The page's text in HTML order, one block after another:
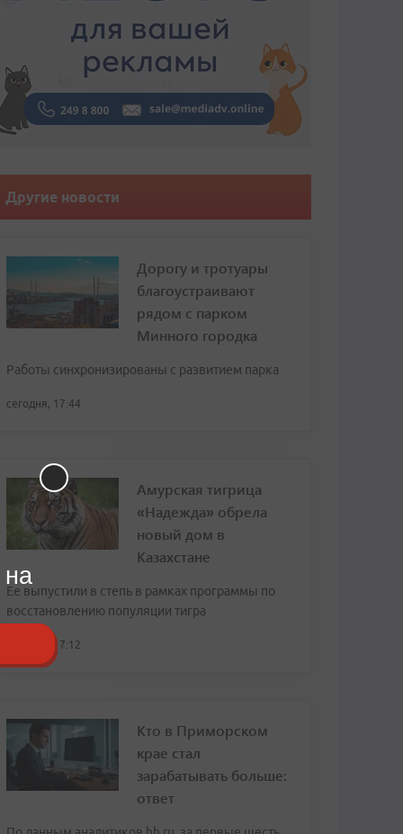
Другие новости
Дорогу и тротуары
благоустраивают
рядом с парком
Минного городка
Работы синхронизированы с развитием парка
сегодня, 17:44
Амурская тигрица
«Надежда» обрела
новый дом в
Казахстане
Ее выпустили в степь в рамках программы по
восстановлению популяции тигра
сегодня, 17:12
Кто в Приморском
крае стал
зарабатывать больше:
ответ